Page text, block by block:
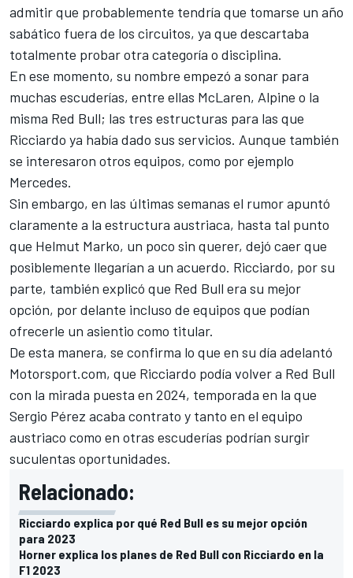
admitir que probablemente tendría que tomarse un año
sabático fuera de los circuitos, ya que descartaba
totalmente probar otra categoría o disciplina.
En ese momento, su nombre empezó a sonar para
muchas escuderías, entre ellas McLaren, Alpine o la
misma Red Bull; las tres estructuras para las que
Ricciardo ya había dado sus servicios. Aunque también
se interesaron otros equipos, como por ejemplo
Mercedes.
Sin embargo, en las últimas semanas el rumor apuntó
claramente a la estructura austriaca, hasta tal punto
que Helmut Marko, un poco sin querer, dejó caer que
posiblemente llegarían a un acuerdo. Ricciardo, por su
parte, también explicó que Red Bull era su mejor
opción, por delante incluso de equipos que podían
ofrecerle un asientio como titular.
De esta manera, se confirma lo que en su día adelantó
Motorsport.com, que Ricciardo podía volver a Red Bull
con la mirada puesta en 2024, temporada en la que
Sergio Pérez acaba contrato y tanto en el equipo
austriaco como en otras escuderías podrían surgir
suculentas oportunidades.
Relacionado:
Ricciardo explica por qué Red Bull es su mejor opción
para 2023
Horner explica los planes de Red Bull con Ricciardo en la
F1 2023